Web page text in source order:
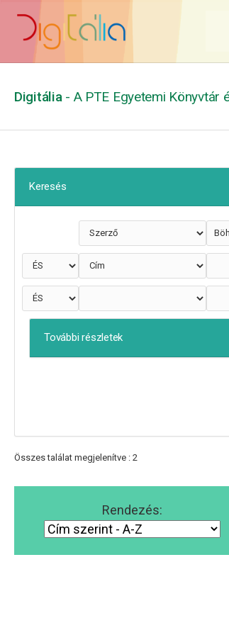
Digitália - A PTE Egyetemi Könyvtár
Keresés
További részletek
Összes találat megjelenítve : 2
Rendezés: